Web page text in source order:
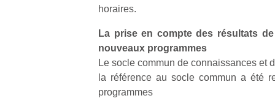
horaires.
La prise en compte des résultats
nouveaux programmes
Le socle commun de connaissances et
la référence au socle commun a été
programmes